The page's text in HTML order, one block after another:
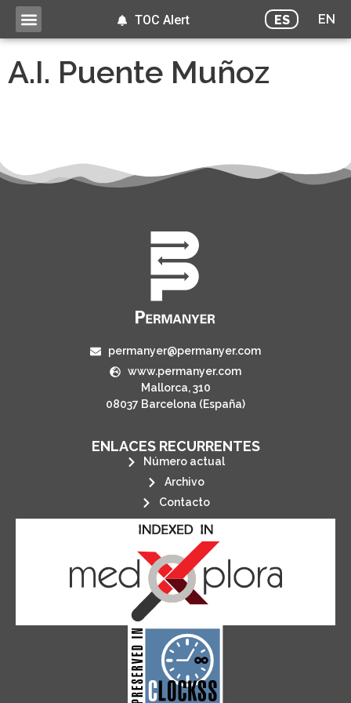
ES EN
TOC Alert
A.I. Puente Muñoz
permanyer@permanyer.com
www.permanyer.com
Mallorca, 310
08037 Barcelona (España)
ENLACES RECURRENTES
Número actual
Archivo
Contacto
CLOCKSS is a dak archive that
ensures the long-term survival
of web-based scholary
publications, governed by and for
its stakeholders.